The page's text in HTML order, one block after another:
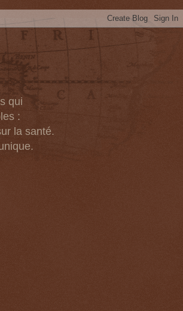
qui
:
la santé.